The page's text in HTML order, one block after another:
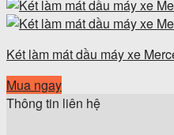
Két làm mát dầu máy xe
Mua ngay
Thông tin liên hệ